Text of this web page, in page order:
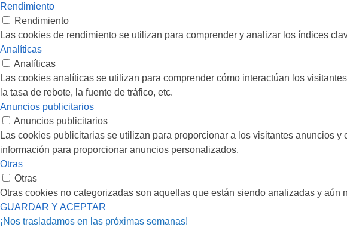
Rendimiento
Rendimiento
Las cookies de rendimiento se utilizan para comprender y analizar los índices
Analíticas
Analíticas
Las cookies analíticas se utilizan para comprender cómo interactúan los
la tasa de rebote, la fuente de tráfico, etc.
Anuncios publicitarios
Anuncios publicitarios
Las cookies publicitarias se utilizan para proporcionar a los visitantes anuncios
información para proporcionar anuncios personalizados.
Otras
Otras
Otras cookies no categorizadas son aquellas que están siendo analizadas y aún
GUARDAR Y ACEPTAR
¡Nos trasladamos en las próximas semanas!